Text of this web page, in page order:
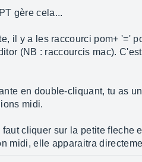
gère cela...
il y a les raccourci pom+ '='
(NB : raccourcis mac).
en double-cliquant, tu as
midi.
cliquer sur la petite fleche
midi, elle apparaitra